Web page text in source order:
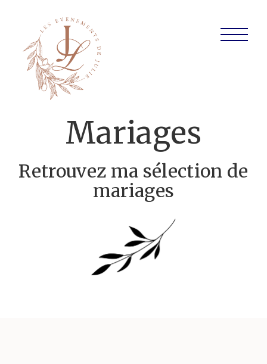
Mariages
Retrouvez ma sélection de
mariages